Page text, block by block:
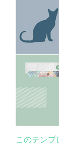
このテンプ